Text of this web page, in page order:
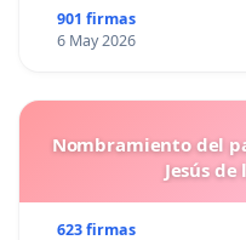
901 firmas
6 May 2026
Nombramiento del
Jesús
623 firmas